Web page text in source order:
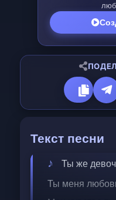
Текст песни
Ты же
Ты меня